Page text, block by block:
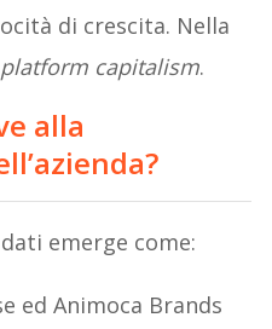
di crescita. Nella
platform capitalism.
alla
emerge come:
ed Animoca Brands